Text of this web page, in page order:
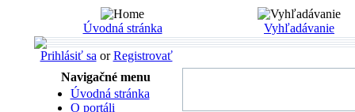
Úvodná stránka Vyhľadávanie
Prihlásiť sa orRegistrovať
Navigačné menu
Úvodná stránka
O portáli